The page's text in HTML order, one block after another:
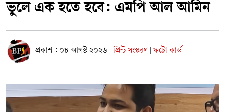
ভুলে এক হতে হবে: এমপি আল আমিন
প্রকাশ : ০৮ আগস্ট ২০২৬ প্রিন্ট সংস্করণ ফটো কার্ড